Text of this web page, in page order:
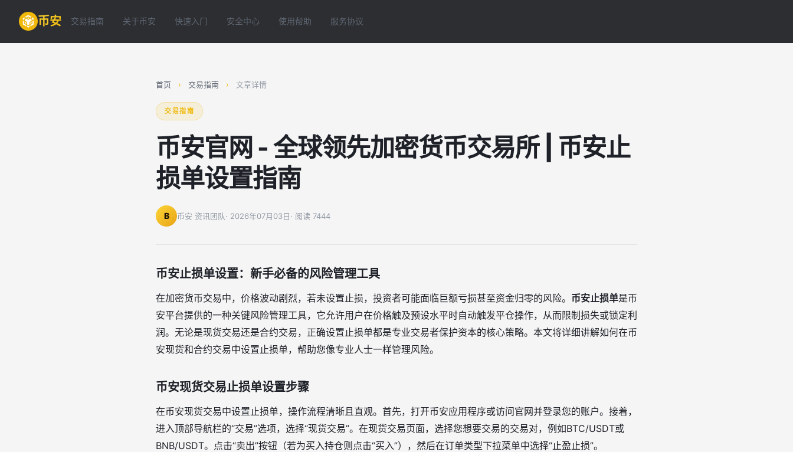
币安 交易指南 关于币安 快速入门 安全中心 使用帮助 服务协议
首页 › 交易指南 › 文章详情
交易指南
币安官网 - 全球领先加密货币交易所 | 币安止
损单设置指南
B 币安 资讯团队· 2026年07月03日· 阅读 7444
币安止损单设置：新手必备的风险管理工具
在加密货币交易中，价格波动剧烈，若未设置止损，投资者可能面临巨额亏损甚至资金归零的风险。 币安止损单是币
安平台提供的一种关键风险管理工具，它允许用户在价格触及预设水平时自动触发平仓操作，从而限制损失或锁定利
润。无论是现货交易还是合约交易，正确设置止损单都是专业交易者保护资本的核心策略。本文将详细讲解如何在币
安现货和合约交易中设置止损单，帮助您像专业人士一样管理风险。
币安现货交易止损单设置步骤
在币安现货交易中设置止损单，操作流程清晰且直观。首先，打开币安应用程序或访问官网并登录您的账户。接着，
进入顶部导航栏的“交易”选项，选择“现货交易”。在现货交易页面，选择您想要交易的交易对，例如BTC/USDT或
BNB/USDT。点击“卖出”按钮（若为买入持仓则点击“买入”），然后在订单类型下拉菜单中选择“止盈止损”。